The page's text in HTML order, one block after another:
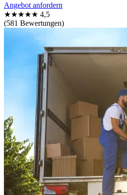
Angebot anfordern
★★★★★ 4,5
(581 Bewertungen)